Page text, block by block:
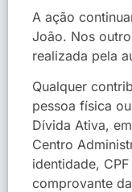
A ação
João. Nos
realizada pela
Qualquer
pessoa física
Dívida Ativa,
Centro
identidade,
comprovante